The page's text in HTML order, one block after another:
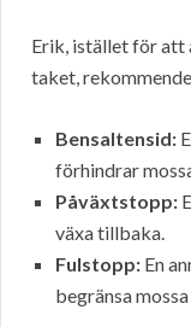
Erik, istället för att
taket,
Bensaltensid:
förhindrar
Påväxtstopp:
växa tillbaka.
Fulstopp: En
begränsa